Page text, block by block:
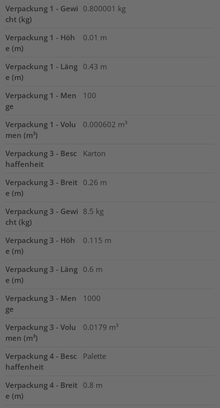
Verpackung 1 - Gewi
cht (kg)
0.800001 kg
Verpackung 1 - Höh
e (m)
0.01 m
Verpackung 1 - Läng
e (m)
0.43 m
Verpackung 1 - Men
ge
100
Verpackung 1 - Volu
men (m³)
0.000602 m³
Verpackung 3 - Besc
haffenheit
Karton
Verpackung 3 - Breit
e (m)
0.26 m
Verpackung 3 - Gewi
cht (kg)
8.5 kg
Verpackung 3 - Höh
e (m)
0.115 m
Verpackung 3 - Läng
e (m)
0.6 m
Verpackung 3 - Men
ge
1000
Verpackung 3 - Volu
men (m³)
0.0179 m³
Verpackung 4 - Besc
haffenheit
Palette
Verpackung 4 - Breit
e (m)
0.8 m